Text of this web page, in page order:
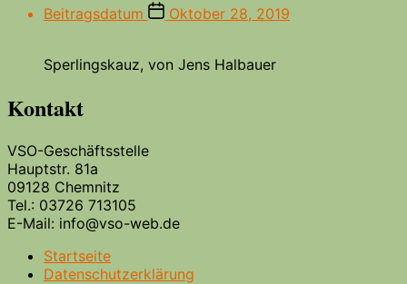
Beitragsdatum Oktober 28, 2019
Sperlingskauz, von Jens Halbauer
Kontakt
VSO-Geschäftsstelle
Hauptstr. 81a
09128 Chemnitz
Tel.: 03726 713105
E-Mail: info@vso-web.de
Startseite
Datenschutzerklärung